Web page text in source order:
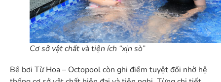
Cơ sở vật chất và tiện ích “xịn sò”
Bể bơi Từ Hoa – Octopool còn ghi điểm tuyệt đối nhờ hệ